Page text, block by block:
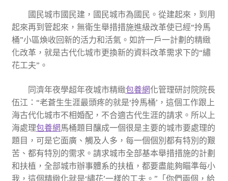
國民城市國民建，國民城市為國民。從建起來，到用
起來再到管起來，無衛生舉措措施進級改革使已經“拎馬
桶”小區煥收回新的活力和活氣。如許一戶一計劃的精緻
化改革，就是古代化城市更換新的資料改革需求下的“繡
花工夫”。
同濟年夜學超年夜城市精緻包養網化管理研討院院長
伍江：“老蒼生生涯最頭疼的就是‘拎馬桶’，這個工作跟上
海古代化城市不相婚配，不合適古代生涯的請求。所以上
海處理包養網馬桶題目釀成一個很是主要的城市要處理的
題目，可是它面廣、觸及人多，每一個個別都有特別的艱
苦、都有特別的需求。請求城市全部基本舉措措施的計劃
和扶植，全部城市辦事體系的扶植，都要盡能夠瞄準每小
我，這個精緻化就是‘繡花’一樣的工夫。”「你們兩個，給